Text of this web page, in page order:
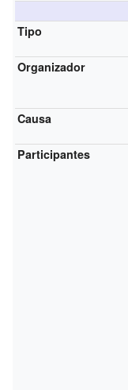
Tipo
Organizador
Causa
Participantes